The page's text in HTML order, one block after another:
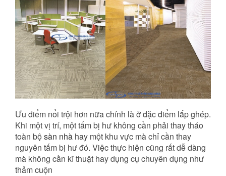
Ưu điểm nổi trội hơn nữa chính là ở đặc điểm lắp ghép.
Khi một vị trí, một tấm bị hư không cần phải thay tháo
toàn bộ sàn nhà hay một khu vực mà chỉ cần thay
nguyên tấm bị hư đó. Việc thực hiện cũng rất dễ dàng
mà không cần kĩ thuật hay dụng cụ chuyên dụng như
thảm cuộn